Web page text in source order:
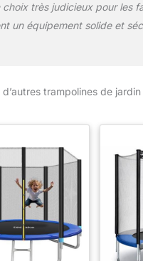
choix très judicieux pour les
un équipement solide et
trampolines de jardin